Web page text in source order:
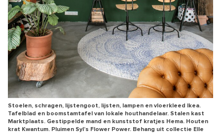
Stoelen, schragen, lijstengoot, lijsten, lampen en vloerkleed Ikea.
Tafelblad en boomstamtafel van lokale houthandelaar. Stalen kast
Marktplaats. Gestippelde mand en kunststof kratjes Hema. Houten
krat Kwantum. Pluimen Syl’s Flower Power. Behang uit collectie Elle